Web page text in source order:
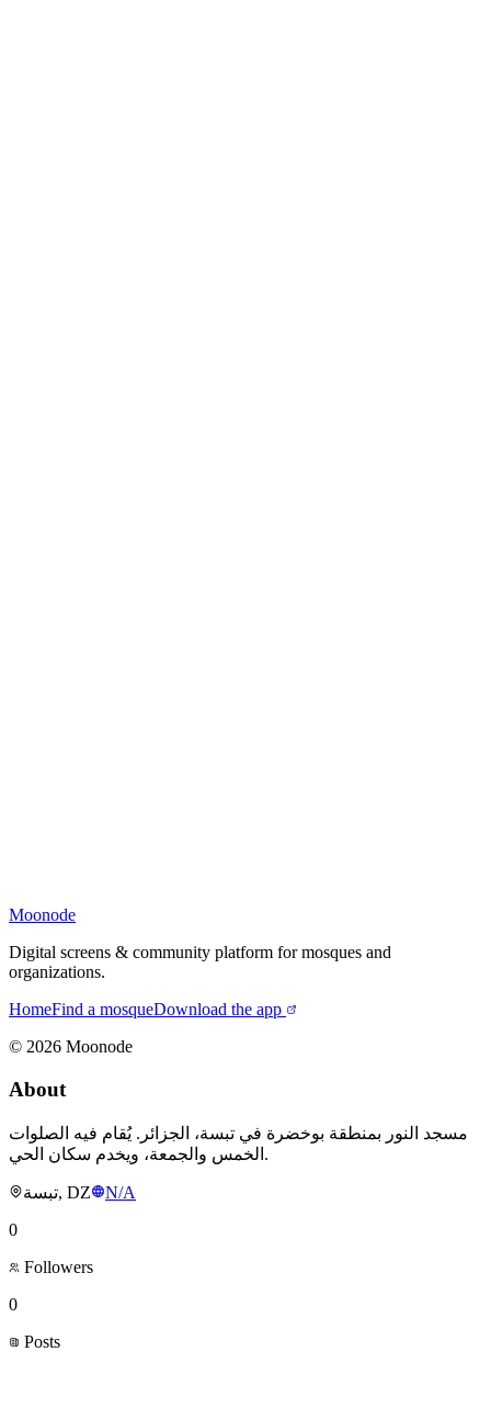
Moonode
Digital screens & community platform for mosques and
organizations.
HomeFind a mosqueDownload the app
© 2026 Moonode
About
مسجد النور بمنطقة بوخضرة في تبسة، الجزائر. يُقام فيه الصلوات
الخمس والجمعة، ويخدم سكان الحي.
تبسة, DZ
N/A
0
Followers
0
Posts